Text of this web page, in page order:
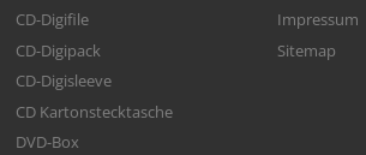
CD-Digifile
CD-Digipack
CD-Digisleeve
CD Kartonstecktasche
DVD-Box
Impressum
Sitemap